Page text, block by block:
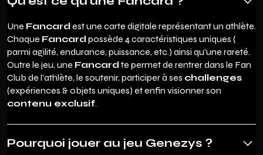
Une Fancardest une carte digitale représentant un athlète.
Chaque Fancardpossède 4 caractéristiques uniques (
parmi agilité, endurance, puissance, etc.) ainsi qu'une rareté.
Outre le jeu, une Fancardte permet de rentrer dans le Fan
Club de l'athlète, le soutenir, participer à ses challenges
(expériences & objets uniques) et enfin visionner son
contenu exclusif.
Pourquoi jouer au jeu Genezys ?